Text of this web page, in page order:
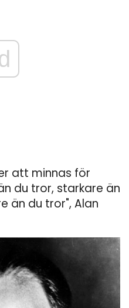
att minnas för
du tror, ​​starkare än
än du tror", Alan